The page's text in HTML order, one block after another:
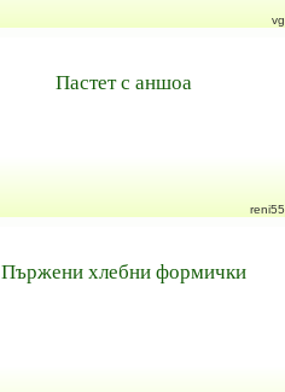
vg
Пастет с аншоа
reni55
Пържени хлебни формички